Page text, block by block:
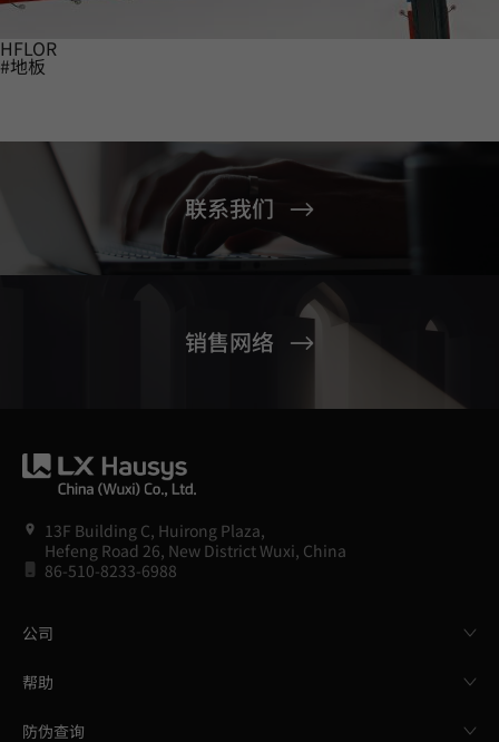
HFLOR
#地板
联系我们
销售网络
13F Building C, Huirong Plaza,
Hefeng Road 26, New District Wuxi, China
86-510-8233-6988
公司
帮助
防伪查询